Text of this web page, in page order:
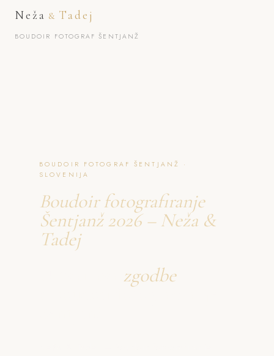
Neža & Tadej
BOUDOIR FOTOGRAF ŠENTJANŽ
BOUDOIR FOTOGRAF ŠENTJANŽ ·
SLOVENIJA
Boudoir fotografiranje
Šentjanž 2026 – Neža &
Tadej
zgodbe
o boudoir fotografiranje